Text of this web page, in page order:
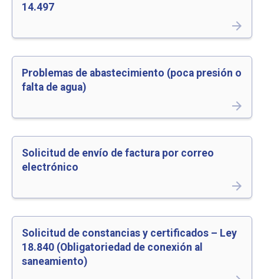
14.497
arrow_forward
Problemas de abastecimiento (poca presión o
falta de agua)
arrow_forward
Solicitud de envío de factura por correo
electrónico
arrow_forward
Solicitud de constancias y certificados – Ley
18.840 (Obligatoriedad de conexión al
saneamiento)